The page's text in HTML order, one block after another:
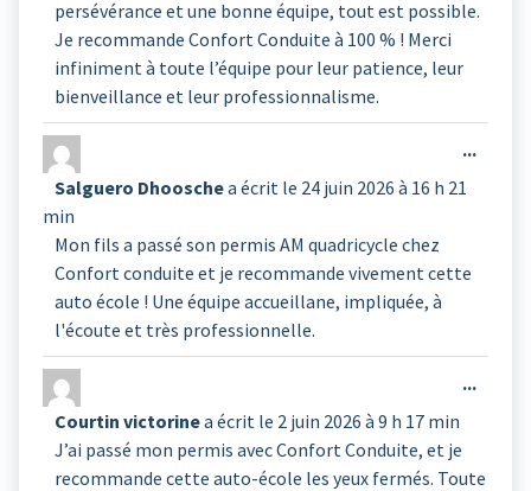
persévérance et une bonne équipe, tout est possible.
Je recommande Confort Conduite à 100 % ! Merci
infiniment à toute l’équipe pour leur patience, leur
bienveillance et leur professionnalisme.
Salguero Dhooschea écrit le 24 juin 2026 à 16 h 21
min
Mon fils a passé son permis AM quadricycle chez
Confort conduite et je recommande vivement cette
auto école ! Une équipe accueillane, impliquée, à
l'écoute et très professionnelle.
...
Courtin victorinea écrit le 2 juin 2026 à 9 h 17 min
J’ai passé mon permis avec Confort Conduite, et je
recommande cette auto-école les yeux fermés. Toute
...